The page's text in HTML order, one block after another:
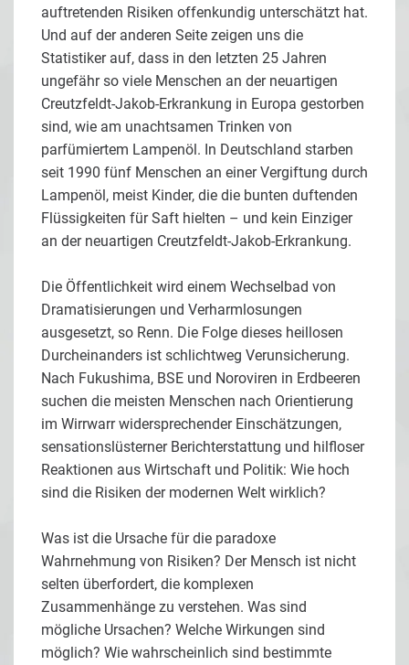
auftretenden Risiken offenkundig unterschätzt hat.
Und auf der anderen Seite zeigen uns die
Statistiker auf, dass in den letzten 25 Jahren
ungefähr so viele Menschen an der neuartigen
Creutzfeldt-Jakob-Erkrankung in Europa gestorben
sind, wie am unachtsamen Trinken von
parfümiertem Lampenöl. In Deutschland starben
seit 1990 fünf Menschen an einer Vergiftung durch
Lampenöl, meist Kinder, die die bunten duftenden
Flüssigkeiten für Saft hielten – und kein Einziger
an der neuartigen Creutzfeldt-Jakob-Erkrankung.
Die Öffentlichkeit wird einem Wechselbad von
Dramatisierungen und Verharmlosungen
ausgesetzt, so Renn. Die Folge dieses heillosen
Durcheinanders ist schlichtweg Verunsicherung.
Nach Fukushima, BSE und Noroviren in Erdbeeren
suchen die meisten Menschen nach Orientierung
im Wirrwarr widersprechender Einschätzungen,
sensationslüsterner Berichterstattung und hilfloser
Reaktionen aus Wirtschaft und Politik: Wie hoch
sind die Risiken der modernen Welt wirklich?
Was ist die Ursache für die paradoxe
Wahrnehmung von Risiken? Der Mensch ist nicht
selten überfordert, die komplexen
Zusammenhänge zu verstehen. Was sind
mögliche Ursachen? Welche Wirkungen sind
möglich? Wie wahrscheinlich sind bestimmte